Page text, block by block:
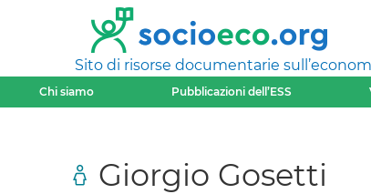
Sito di risorse documentarie
Chi siamo Pubblicazioni dell’ESS
Giorgio Gosetti